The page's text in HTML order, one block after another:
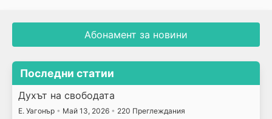
Абонамент за новини
Последни статии
Духът на свободата
E. Уагонър • Май 13, 2026 • 220 Преглеждания